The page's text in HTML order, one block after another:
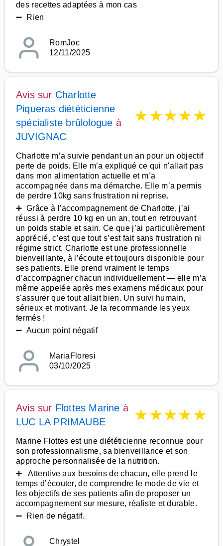
des recettes adaptées à mon cas
➖ Rien
RomJoc
12/11/2025
Avis sur Charlotte
Piqueras diététicienne
spécialiste brûlologue à
JUVIGNAC
★★★★★
Charlotte m’a suivie pendant un an pour un objectif
perte de poids. Elle m’a expliqué ce qui n'allait pas
dans mon alimentation actuelle et m’a
accompagnée dans ma démarche. Elle m’a permis
de perdre 10kg sans frustration ni reprise.
➕ Grâce à l’accompagnement de Charlotte, j’ai
réussi à perdre 10 kg en un an, tout en retrouvant
un poids stable et sain. Ce que j’ai particulièrement
apprécié, c’est que tout s’est fait sans frustration ni
régime strict. Charlotte est une professionnelle
bienveillante, à l’écoute et toujours disponible pour
ses patients. Elle prend vraiment le temps
d’accompagner chacun individuellement — elle m’a
même appelée après mes examens médicaux pour
s'assurer que tout allait bien. Un suivi humain,
sérieux et motivant. Je la recommande les yeux
fermés !
➖ Aucun point négatif
MariaFloresi
03/10/2025
Avis sur Flottes Marine à
LUC LA PRIMAUBE
★★★★★
Marine Flottes est une diététicienne reconnue pour
son professionnalisme, sa bienveillance et son
approche personnalisée de la nutrition.
➕ Attentive aux besoins de chacun, elle prend le
temps d’écouter, de comprendre le mode de vie et
les objectifs de ses patients afin de proposer un
accompagnement sur mesure, réaliste et durable.
➖ Rien de négatif.
Chrystel